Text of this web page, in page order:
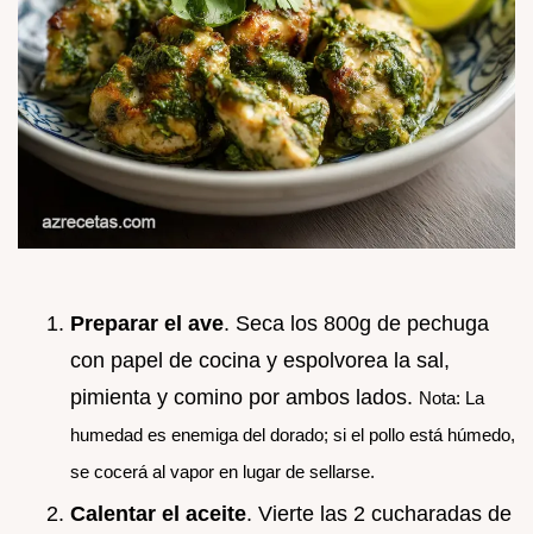
Preparar el ave. Seca los 800g de pechuga
con papel de cocina y espolvorea la sal,
pimienta y comino por ambos lados. Nota: La
humedad es enemiga del dorado; si el pollo está húmedo,
se cocerá al vapor en lugar de sellarse.
Calentar el aceite. Vierte las 2 cucharadas de